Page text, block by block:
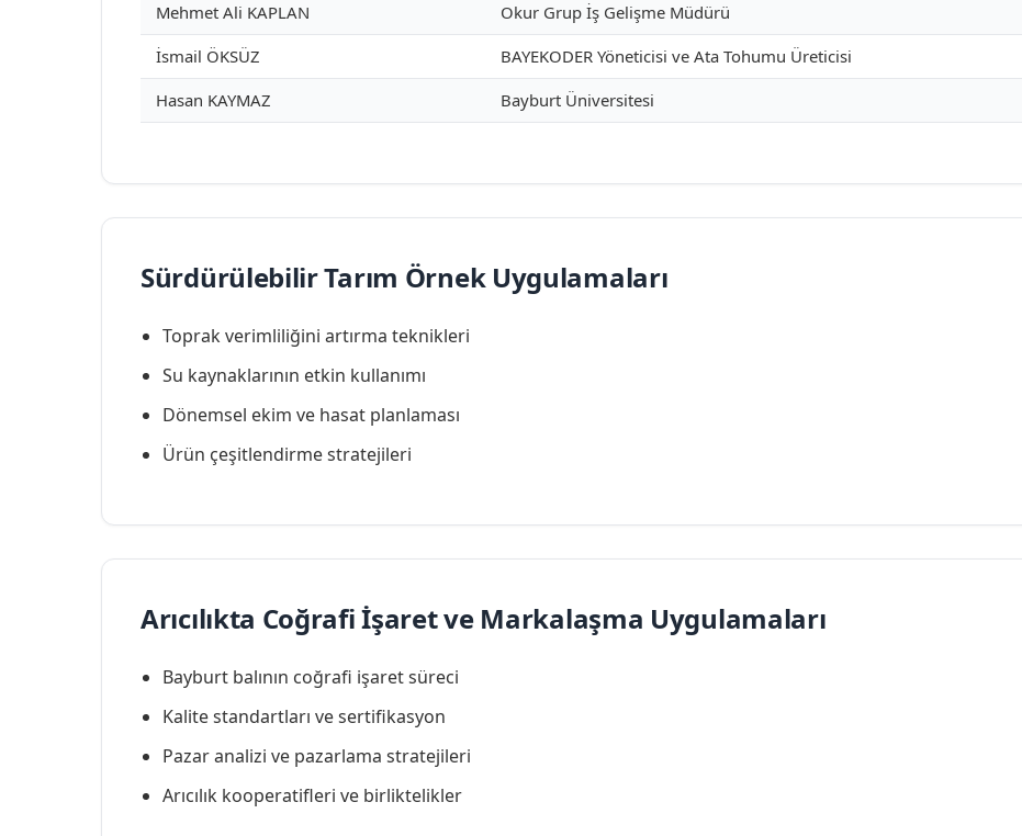
Mehmet Ali KAPLAN
Okur Grup İş Gelişme Müdürü
İsmail ÖKSÜZ
BAYEKODER Yöneticisi ve Ata Tohumu Üreticisi
Hasan KAYMAZ
Bayburt Üniversitesi
Sürdürülebilir Tarım Örnek Uygulamaları
Toprak verimliliğini artırma teknikleri
Su kaynaklarının etkin kullanımı
Dönemsel ekim ve hasat planlaması
Ürün çeşitlendirme stratejileri
Arıcılıkta Coğrafi İşaret ve Markalaşma Uygulamaları
Bayburt balının coğrafi işaret süreci
Kalite standartları ve sertifikasyon
Pazar analizi ve pazarlama stratejileri
Arıcılık kooperatifleri ve birliktelikler